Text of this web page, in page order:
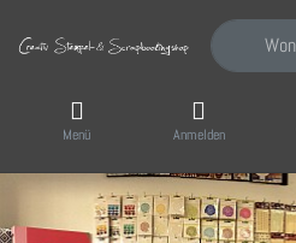
Geben Sie
Menü Anmelden